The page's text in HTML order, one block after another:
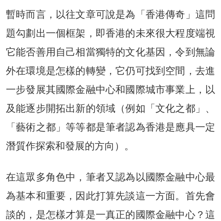
暫時而言，以往文章可說是為「香港傳奇」這問
題勾劃出一個框架，即香港的未來很大程度端視
它能否善用自己相當獨特的文化基因，令到無論
外在環境是怎樣的轉變，它仍可找到空間，去進
一步發展其國際金融中心和國際城市事業上，以
及能逐步開拓出新的領域（例如「文化之都」、
「藝術之都」等等都是筆者認為香港是應具一定
潛質作探索和發展的方向）。
在這眾多角色中，筆者又認為以國際金融中心最
為基本和重要，因此打算先談這一方面。首先會
談的，是怎樣才算是一真正的國際金融中心？這